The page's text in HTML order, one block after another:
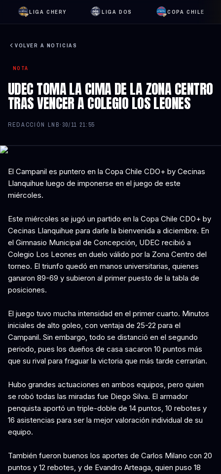
LIGA CHERY LIGA DOS COPA CHILE
VOLVER A NOTICIAS
NOTA
UDEC TOMA LA CIMA DE LA ZONA CENTRO
TRAS VENCER A COLEGIO LOS LEONES
REDACCIÓN LNB· 30/11 21:55
El Campanil es puntero en la Copa Chile CDO+ by Cecinas
Llanquihue luego de imponerse en el juego de este
miércoles.
Este miércoles se jugó un partido en la Copa Chile CDO+ by
Cecinas Llanquihue para darle la bienvenida a diciembre. En
el Gimnasio Municipal de Concepción, UDEC recibió a
Colegio Los Leones en duelo válido por la Zona Centro del
torneo. El triunfo quedó en manos universitarias, quienes
ganaron 89-69 y subieron al primer puesto de la tabla de
posiciones.
El juego tuvo mucha intensidad en el primer cuarto. Minutos
iniciales de alto goleo, con ventaja de 25-22 para el
Campanil. Sin embargo, todo se distanció en el segundo
periodo, pues los dueños de casa sacaron 10 puntos más
que su rival para fraguar la victoria que más tarde cerrarían.
Hubo grandes actuaciones en ambos equipos, pero quien
se robó todas las miradas fue Diego Silva. El armador
penquista aportó un triple-doble de 14 puntos, 10 rebotes y
16 asistencias para ser la mejor valoración individual de su
equipo.
También fueron buenos los aportes de Carlos Milano con 20
puntos y 12 rebotes, y de Evandro Arteaga, quien puso 18